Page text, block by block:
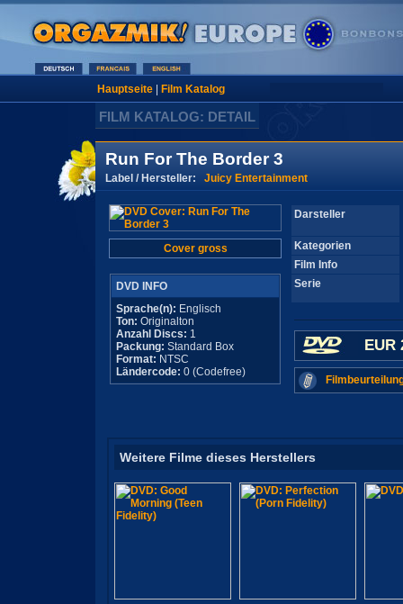
Hauptseite| Film Katalog
FILM KATALOG: DETAIL
Run For The Border 3
Label / Hersteller: Juicy Entertainment
Cover gross
DVD INFO
Sprache(n): Englisch
Ton: Originalton
Anzahl Discs: 1
Packung: Standard Box
Format: NTSC
Ländercode: 0 (Codefree)
Darsteller
Kategorien
Film Info
Serie
EUR
Weitere Filme dieses Herstellers